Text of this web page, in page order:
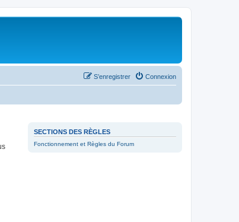
Connexion
S’enregistrer
SECTIONS DES RÈGLES
Fonctionnement et Règles du Forum